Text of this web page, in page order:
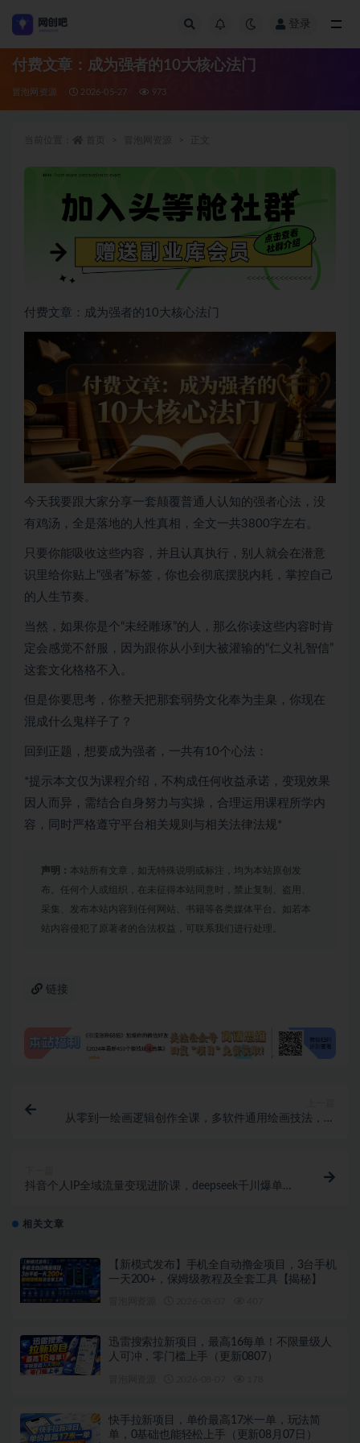
登录
付费文章：成为强者的10大核心法门
冒泡网资源 2026-05-27 973
付费文章：成为强者的10大核心法门
今天我要跟大家分享一套颠覆普通人认知的强者心法，没
有鸡汤，全是落地的人性真相，全文一共3800字左右。
只要你能吸收这些内容，并且认真执行，别人就会在潜意
识里给你贴上“强者”标签，你也会彻底摆脱内耗，掌控自己
的人生节奏。
当然，如果你是个“未经雕琢”的人，那么你读这些内容时肯
定会感觉不舒服，因为跟你从小到大被灌输的“仁义礼智信”
这套文化格格不入。
但是你要思考，你整天把那套弱势文化奉为圭臬，你现在
混成什么鬼样子了？
回到正题，想要成为强者，一共有10个心法：
*提示本文仅为课程介绍，不构成任何收益承诺，变现效果
因人而异，需结合自身努力与实操，合理运用课程所学内
容，同时严格遵守平台相关规则与相关法律法规*
声明： 本站所有文章，如无特殊说明或标注，均为本站原创发
布。任何个人或组织，在未征得本站同意时，禁止复制、盗用、
采集、发布本站内容到任何网站、书籍等各类媒体平台。如若本
站内容侵犯了原著者的合法权益，可联系我们进行处理。
链接
从零到一绘画逻辑创作全课，多软件通用绘画技法，吃
抖音个人IP全域流量变现进阶课，deepseek千川爆单进
相关文章
【新模式发布】手机全自动撸金项目，3台手机
一天200+，保姆级教程及全套工具【揭秘】
迅雷搜索拉新项目，最高16每单！不限量级人
人可冲，零门槛上手（更新0807）
快手拉新项目，单价最高17米一单，玩法简
单，0基础也能轻松上手（更新08月07日）